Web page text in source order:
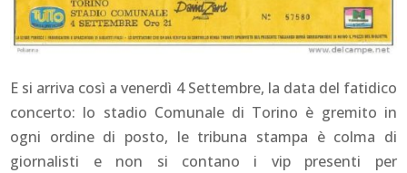
E si arriva così a venerdì 4 Settembre, la data del fatidico
concerto: lo stadio Comunale di Torino è gremito in
ogni ordine di posto, le tribuna stampa è colma di
giornalisti e non si contano i vip presenti per